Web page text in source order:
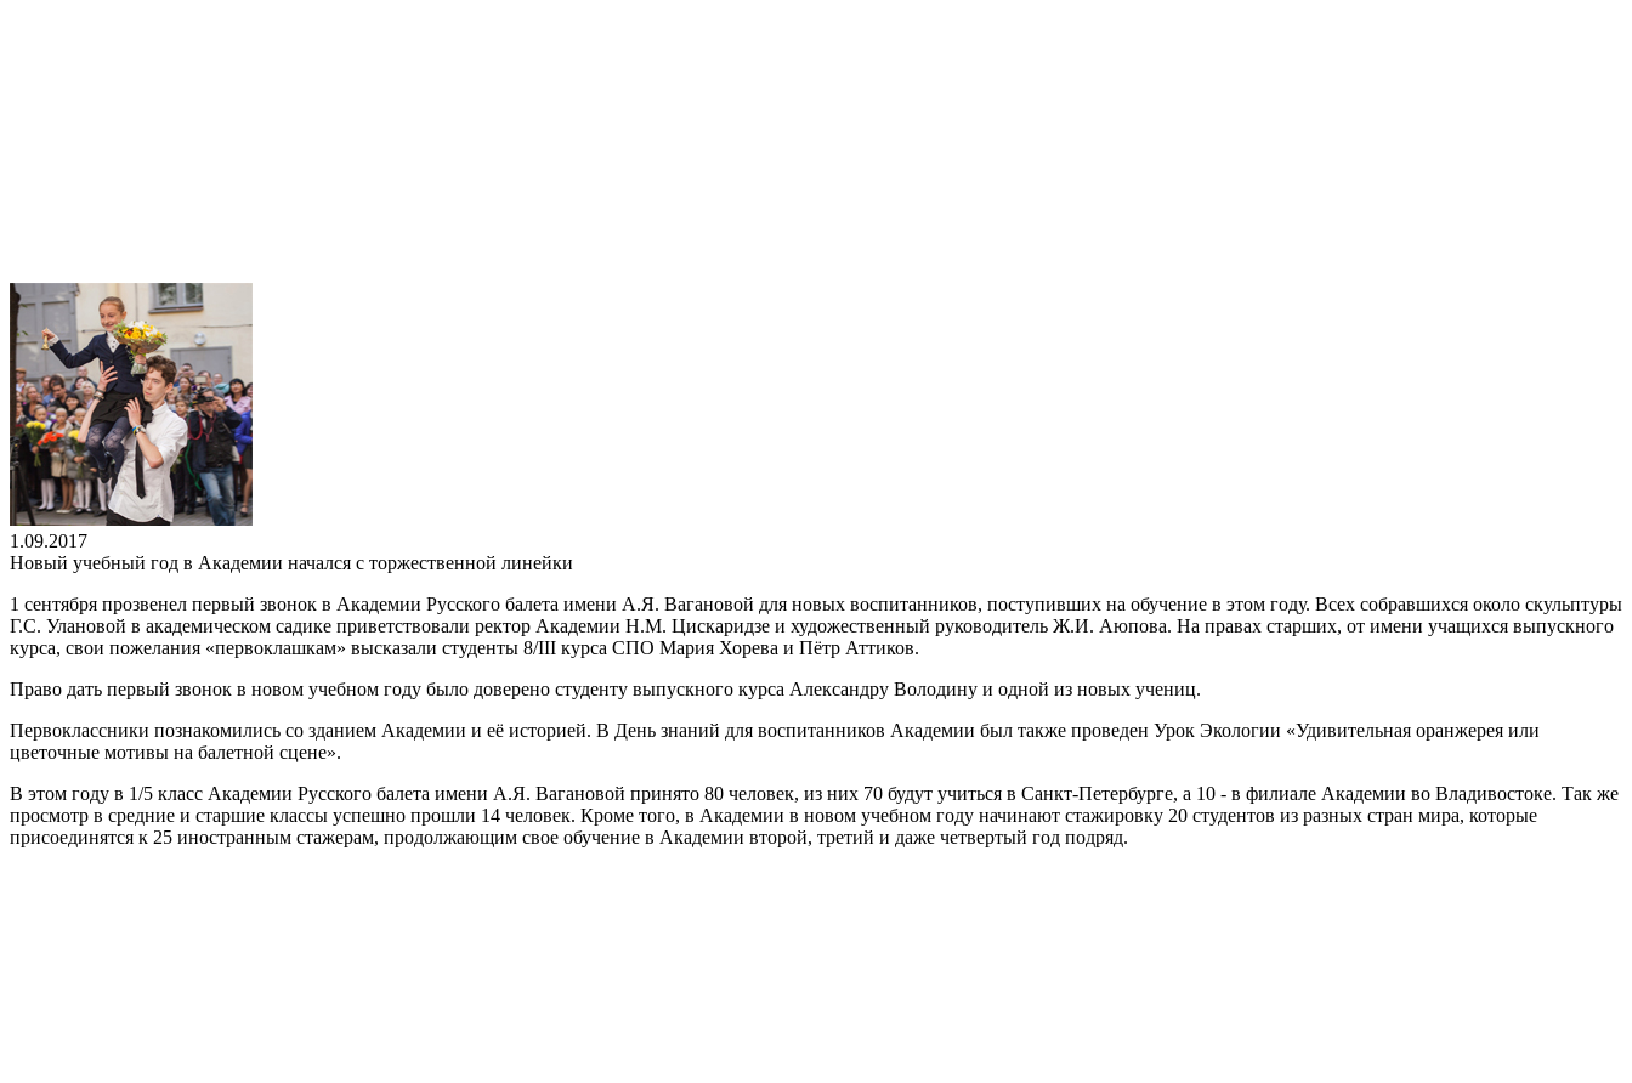
1.09.2017
Новый учебный год в Академии начался с торжественной линейки
1 сентября прозвенел первый звонок в Академии Русского балета имени А.Я. Вагановой для новых воспитанников, поступивших на обучение в этом году. Всех собравшихся около скульптуры
Г.С. Улановой в академическом садике приветствовали ректор Академии Н.М. Цискаридзе и художественный руководитель Ж.И. Аюпова. На правах старших, от имени учащихся выпускного
курса, свои пожелания «первоклашкам» высказали студенты 8/III курса СПО Мария Хорева и Пётр Аттиков.
Право дать первый звонок в новом учебном году было доверено студенту выпускного курса Александру Володину и одной из новых учениц.
Первоклассники познакомились со зданием Академии и её историей. В День знаний для воспитанников Академии был также проведен Урок Экологии «Удивительная оранжерея или
цветочные мотивы на балетной сцене».
В этом году в 1/5 класс Академии Русского балета имени А.Я. Вагановой принято 80 человек, из них 70 будут учиться в Санкт-Петербурге, а 10 - в филиале Академии во Владивостоке. Так же
просмотр в средние и старшие классы успешно прошли 14 человек. Кроме того, в Академии в новом учебном году начинают стажировку 20 студентов из разных стран мира, которые
присоединятся к 25 иностранным стажерам, продолжающим свое обучение в Академии второй, третий и даже четвертый год подряд.